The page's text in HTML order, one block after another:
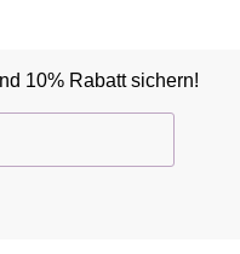
10% Rabatt sichern!